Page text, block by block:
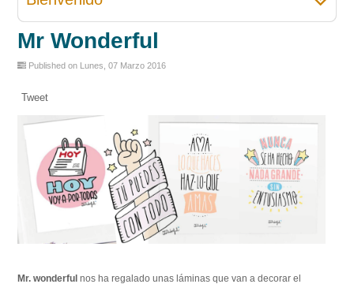
Mr Wonderful
Published on Lunes, 07 Marzo 2016
Tweet
Mr. wonderful nos ha regalado unas láminas que van a decorar el